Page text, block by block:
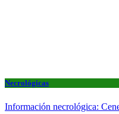
Necrológicas
Información necrológica: